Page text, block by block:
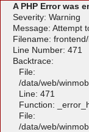
A PHP Error was
Severity: Warning
Message: Attempt
Filename:
Line Number: 471
Backtrace:
File:
/data/web/
Line: 471
Function:
File:
/data/web/